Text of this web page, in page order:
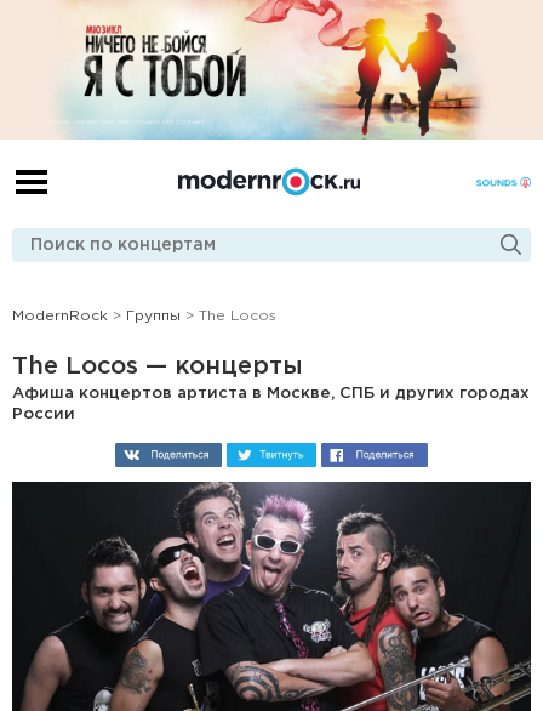
ModernRock > Группы > The Locos
The Locos — концерты
Афиша концертов артиста в Москве, СПБ и других городах
России